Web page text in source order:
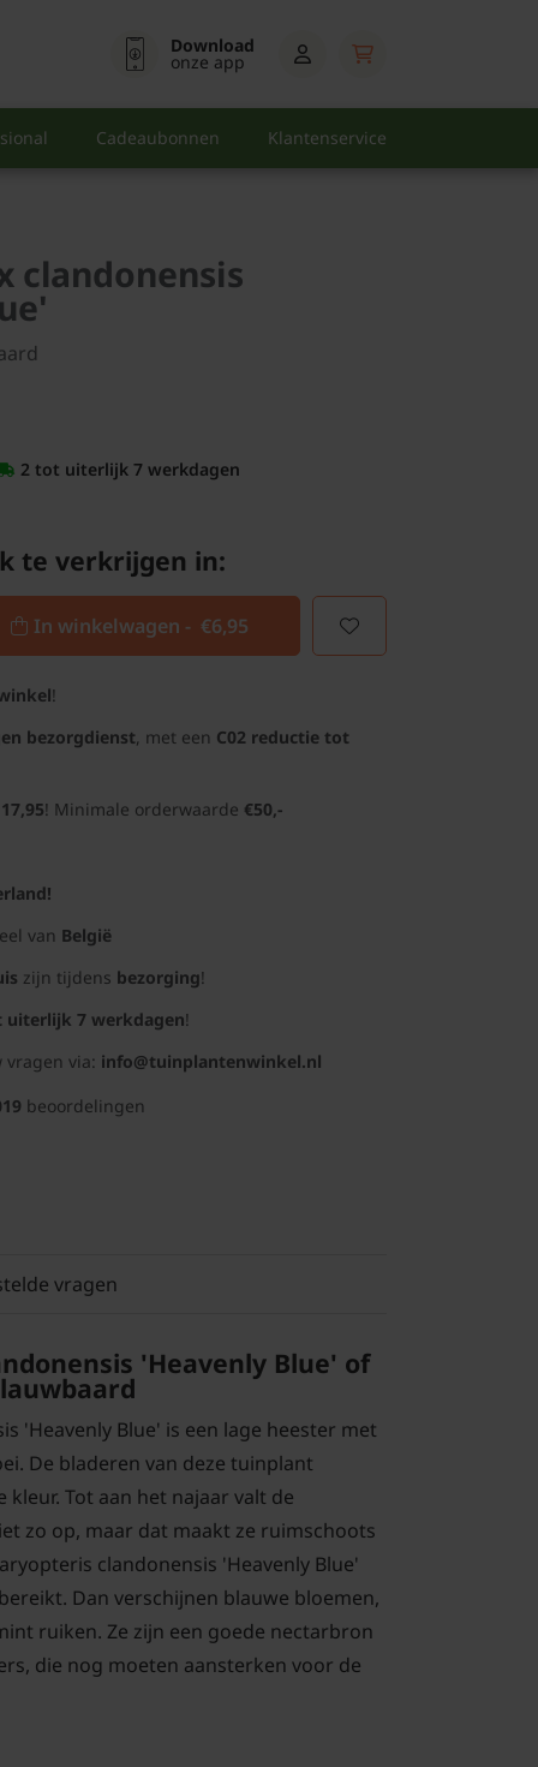
Download
onze app
Cadeaubonnen Klantenservice
clandonensis
2 tot uiterlijk 7 werkdagen
te verkrijgen in:
In winkelwagen - €6,95
!
bezorgdienst, met een C02 reductie tot
! Minimale orderwaarde €50,-
van België
zijn tijdens bezorging!
uiterlijk 7 werkdagen!
vragen via: info@tuinplantenwinkel.nl
beoordelingen
vragen
'Heavenly Blue' of
'Heavenly Blue' is een lage heester met
De bladeren van deze tuinplant
Tot aan het najaar valt de
zo op, maar dat maakt ze ruimschoots
clandonensis 'Heavenly Blue'
Dan verschijnen blauwe bloemen,
ruiken. Ze zijn een goede nectarbron
die nog moeten aansterken voor de